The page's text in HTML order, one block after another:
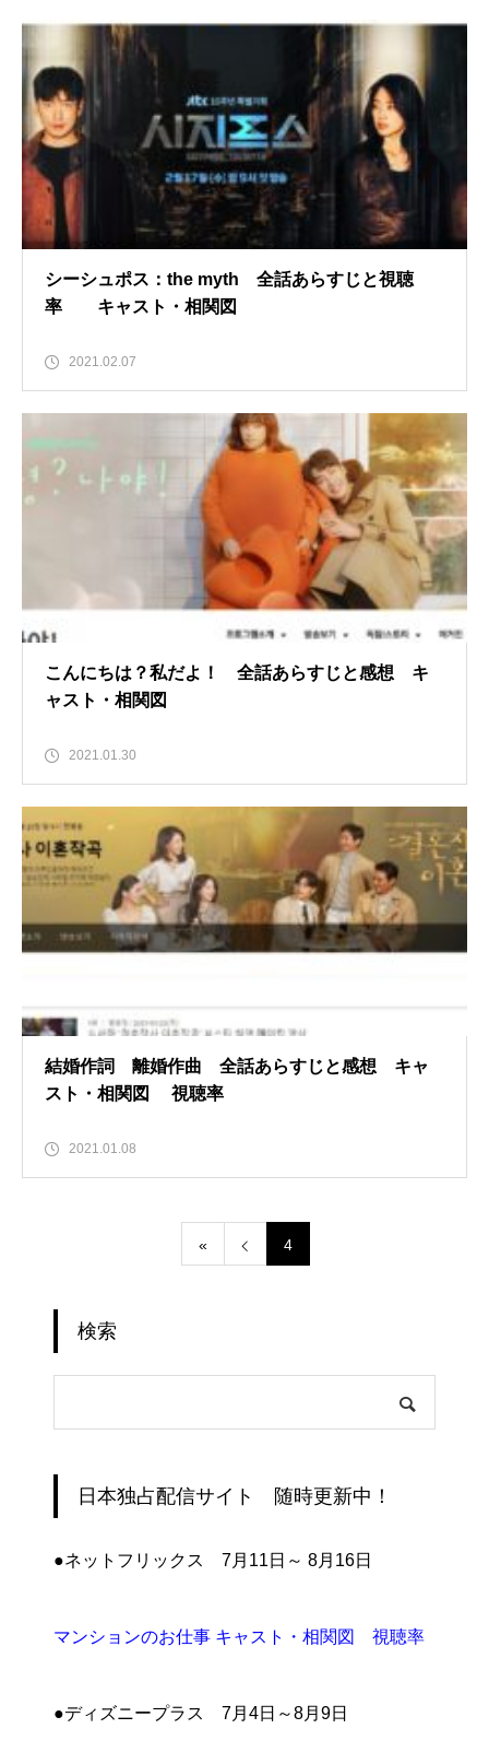
シーシュポス：the myth 全話あらすじと視聴
率 キャスト・相関図
2021.02.07
こんにちは？私だよ！ 全話あらすじと感想 キ
ャスト・相関図
2021.01.30
結婚作詞 離婚作曲 全話あらすじと感想 キャ
スト・相関図 視聴率
2021.01.08
« 4
検索
日本独占配信サイト 随時更新中！
●ネットフリックス 7月11日～ 8月16日
マンションのお仕事 キャスト・相関図 視聴率
●ディズニープラス 7月4日～8月9日